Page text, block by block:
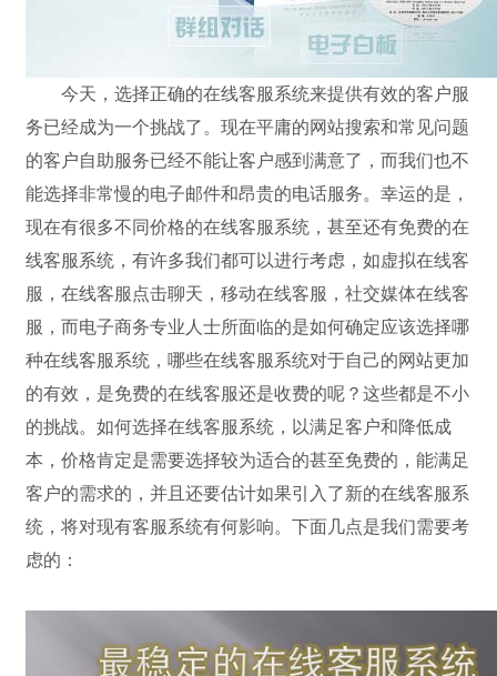
今天，选择正确的在线客服系统来提供有效的客户服
务已经成为一个挑战了。现在平庸的网站搜索和常见问题
的客户自助服务已经不能让客户感到满意了，而我们也不
能选择非常慢的电子邮件和昂贵的电话服务。幸运的是，
现在有很多不同价格的在线客服系统，甚至还有免费的在
线客服系统，有许多我们都可以进行考虑，如虚拟在线客
服，在线客服点击聊天，移动在线客服，社交媒体在线客
服，而电子商务专业人士所面临的是如何确定应该选择哪
种在线客服系统，哪些在线客服系统对于自己的网站更加
的有效，是免费的在线客服还是收费的呢？这些都是不小
的挑战。 如何选择在线客服系统，以满足客户和降低成
本，价格肯定是需要选择较为适合的甚至免费的，能满足
客户的需求的，并且还要估计如果引入了新的在线客服系
统，将对现有客服系统有何影响。下面几点是我们需要考
虑的：